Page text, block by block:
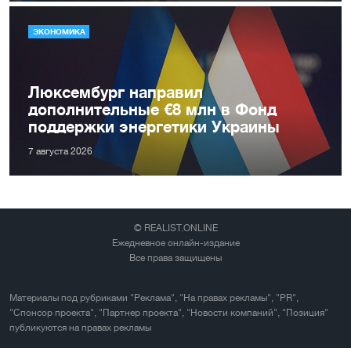
ЭКОНОМИКА
Люксембург направил
дополнительные €8 млн в Фонд
поддержки энергетики Украины
7 августа 2026
© REALIST.ONLINE
Ежедневное онлайн-издание
Все права защищены
Материалы под рубриками "Реклама", "На правах рекламы", "PR",
"Спонсор проекта", "Партнер проекта", "Новости компаний", "Позиция"
публикуются на правах рекламы